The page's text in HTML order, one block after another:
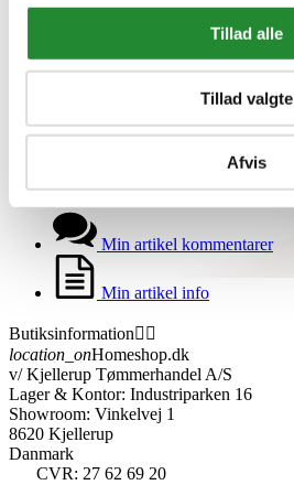
Tillad alle
Tillad valgte
Afvis
Personlige oplysninger
Kreditnotaer
Min ønskeliste
Min artikel kommentarer
Min artikel info
Butiksinformation 
location_onHomeshop.dk
v/ Kjellerup Tømmerhandel A/S
Lager & Kontor: Industriparken 16
Showroom: Vinkelvej 1
8620 Kjellerup
Danmark
CVR: 27 62 69 20